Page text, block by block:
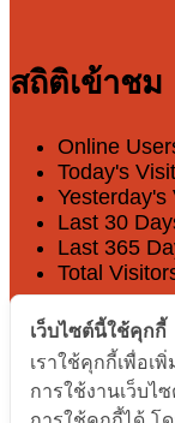
สถิติเข้าชม
Online
Today's
Yesterday's
Last 30
Last 365
Total
Share on social
Facebook
เว็บไซต์นี้ใช้คุกกี้
เราใช้คุกกี้เพื่อ
การใช้งานเว็บ